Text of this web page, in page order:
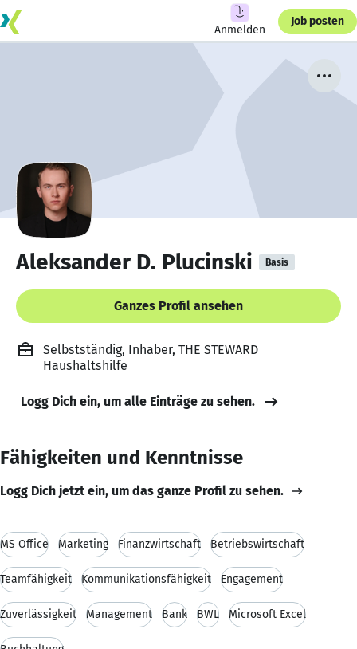
Anmelden
Job posten
Aleksander D. Plucinski Basis
Ganzes Profil ansehen
Selbstständig, Inhaber, THE STEWARD
Haushaltshilfe
Logg Dich ein, um alle Einträge zu sehen.
Fähigkeiten und Kenntnisse
Logg Dich jetzt ein, um das ganze Profil zu sehen.
MS Office Marketing Finanzwirtschaft Betriebswirtschaft
Teamfähigkeit Kommunikationsfähigkeit Engagement
Zuverlässigkeit Management Bank BWL Microsoft Excel